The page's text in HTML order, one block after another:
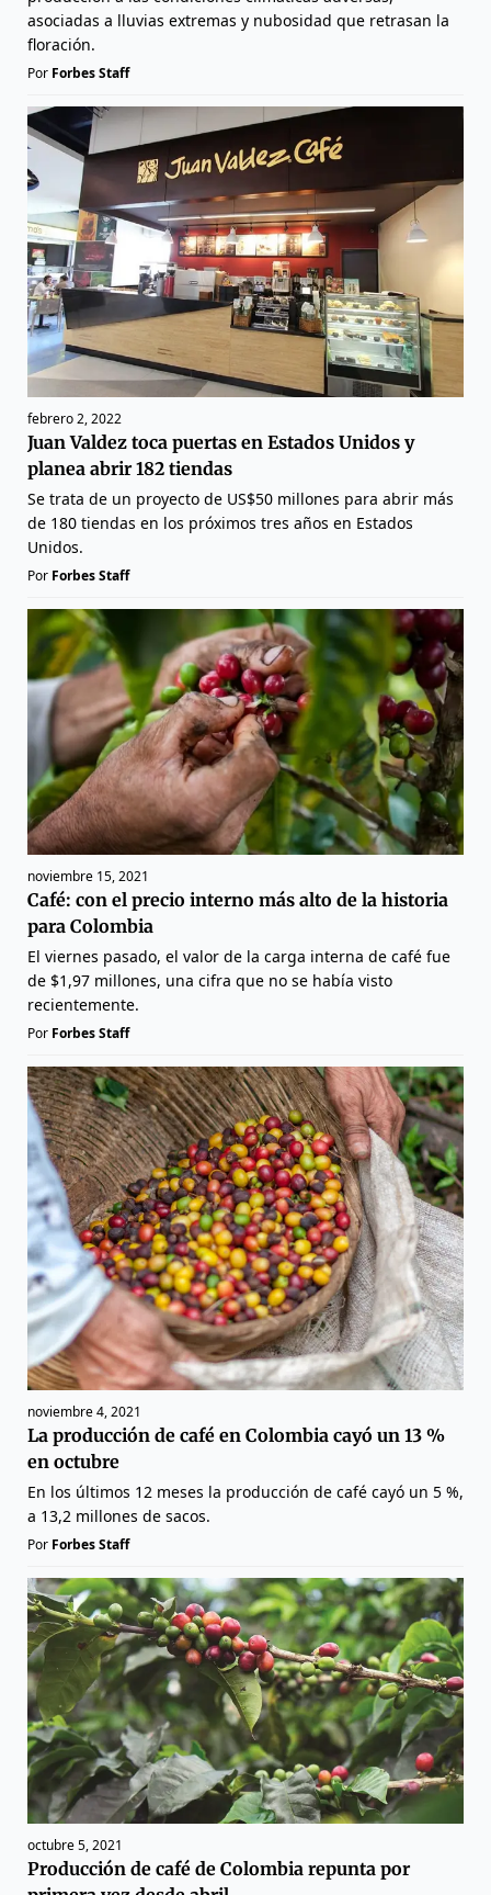
asociadas a lluvias extremas y nubosidad que retrasan la
floración.
Por Forbes Staff
febrero 2, 2022
Juan Valdez toca puertas en Estados Unidos y
planea abrir 182 tiendas
Se trata de un proyecto de US$50 millones para abrir más
de 180 tiendas en los próximos tres años en Estados
Unidos.
Por Forbes Staff
noviembre 15, 2021
Café: con el precio interno más alto de la historia
para Colombia
El viernes pasado, el valor de la carga interna de café fue
de $1,97 millones, una cifra que no se había visto
recientemente.
Por Forbes Staff
noviembre 4, 2021
La producción de café en Colombia cayó un 13 %
en octubre
En los últimos 12 meses la producción de café cayó un 5 %,
a 13,2 millones de sacos.
Por Forbes Staff
octubre 5, 2021
Producción de café de Colombia repunta por